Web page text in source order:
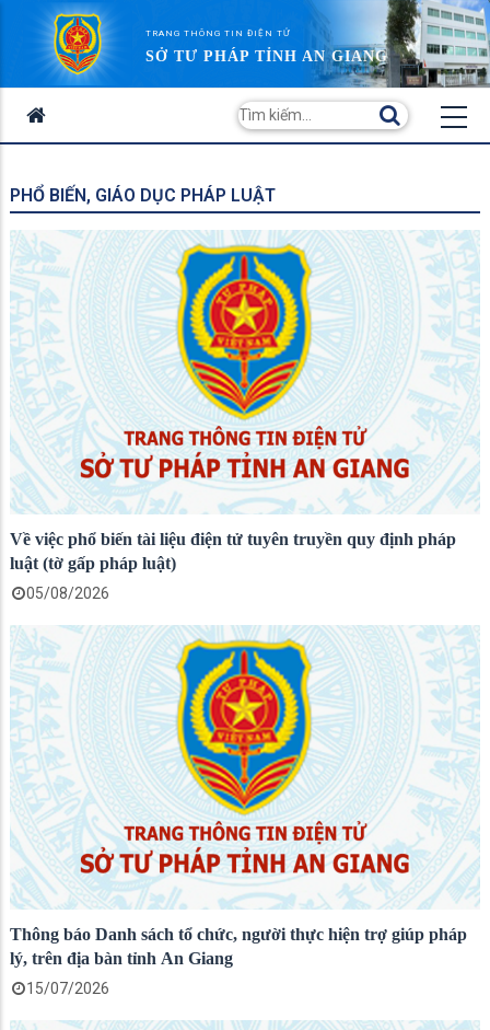
TRANG THÔNG TIN ĐIỆN TỬ
SỞ TƯ PHÁP TỈNH AN GIANG
PHỔ BIẾN, GIÁO DỤC PHÁP LUẬT
Về việc phổ biến tài liệu điện tử tuyên truyền quy định pháp
luật (tờ gấp pháp luật)
05/08/2026
Thông báo Danh sách tổ chức, người thực hiện trợ giúp pháp
lý, trên địa bàn tỉnh An Giang
15/07/2026